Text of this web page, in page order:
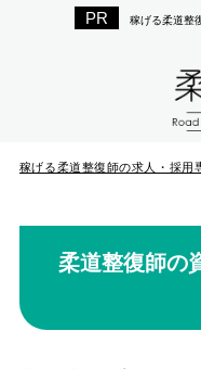
稼げる柔道整
稼げる柔道整復師の求人・採用
柔道整復師の